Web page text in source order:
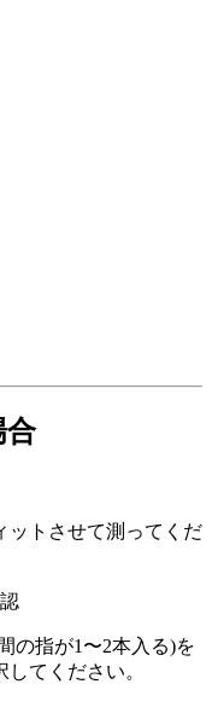
合
ットさせて測ってくだ
の指が1〜2本入る)を
てください。